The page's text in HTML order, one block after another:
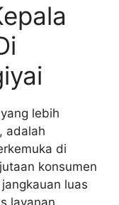
lebih
adalah
di
konsumen
luas